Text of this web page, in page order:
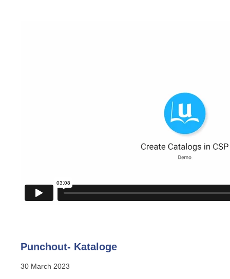
Punchout- Kataloge
30 March 2023